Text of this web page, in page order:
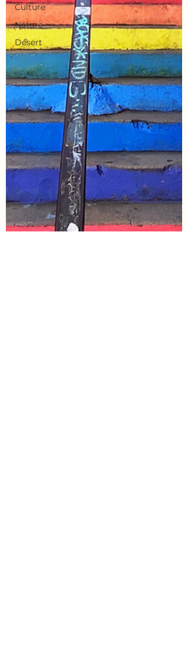
Culture
Nature
Désert